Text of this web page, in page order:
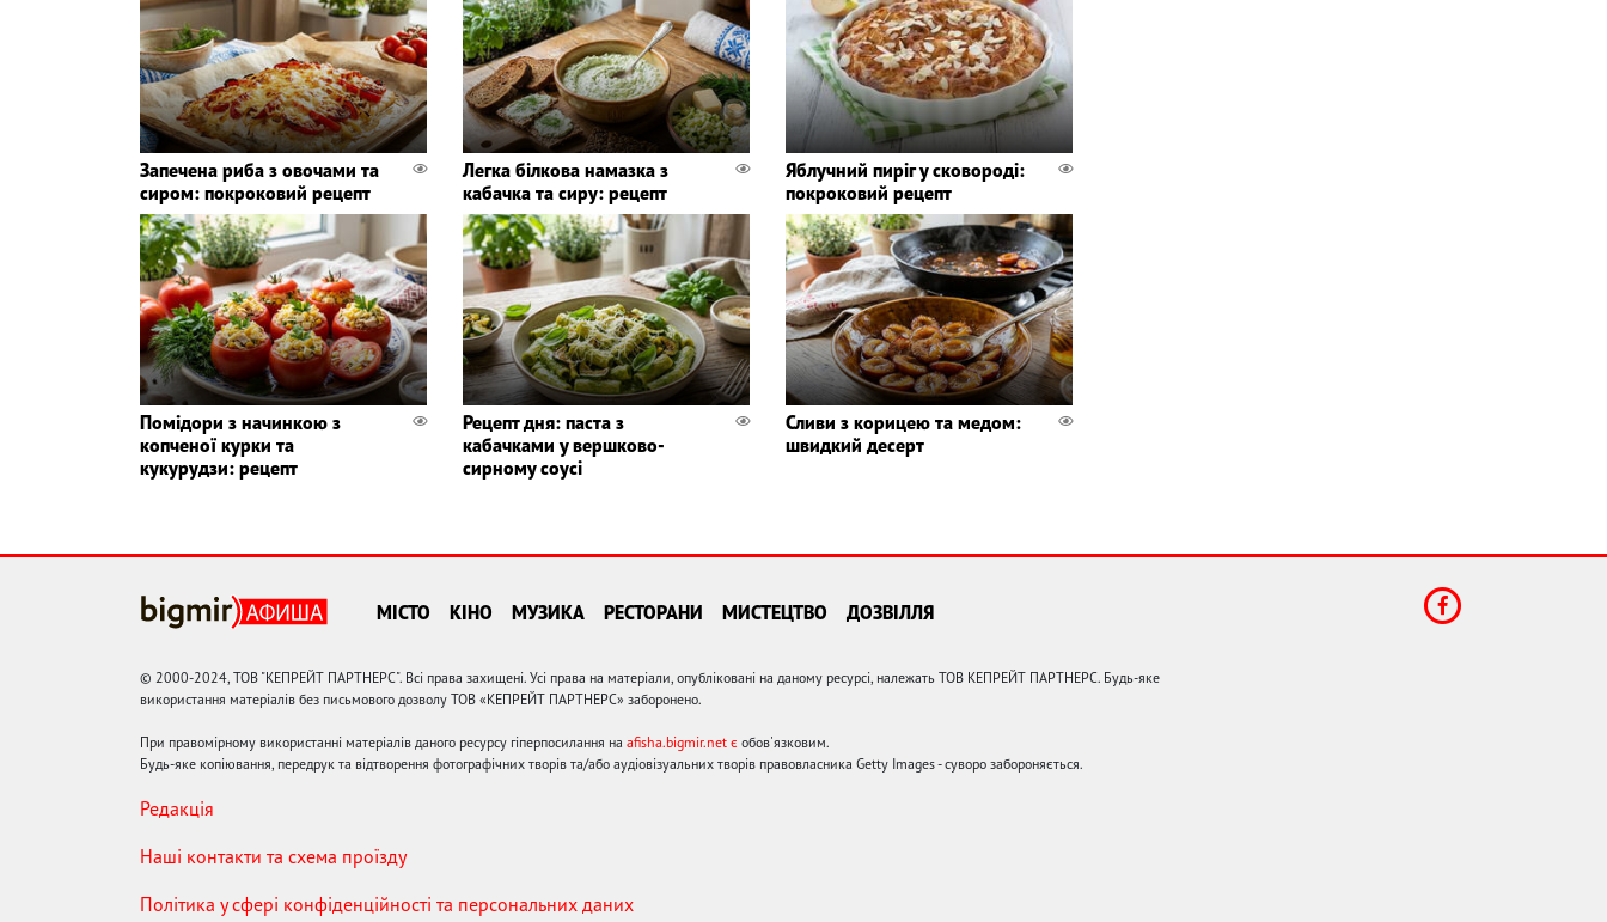
Запечена риба з овочами та
сиром: покроковий рецепт
Легка білкова намазка з
кабачка та сиру: рецепт
Яблучний пиріг у сковороді:
покроковий рецепт
Помідори з начинкою з
копченої курки та
кукурудзи: рецепт
Рецепт дня: паста з
кабачками у вершково-
сирному соусі
Сливи з корицею та медом:
швидкий десерт
МІСТО КІНО МУЗИКА РЕСТОРАНИ МИСТЕЦТВО ДОЗВІЛЛЯ
© 2000-2024, ТОВ "КЕПРЕЙТ ПАРТНЕРС". Всі права захищені. Усі права на матеріали, опубліковані на даному ресурсі, належать ТОВ КЕПРЕЙТ ПАРТНЕРС. Будь-яке
використання матеріалів без письмового дозволу ТОВ «КЕПРЕЙТ ПАРТНЕРС» заборонено.
При правомірному використанні матеріалів даного ресурсу гіперпосилання на afisha.bigmir.net є обов'язковим.
Будь-яке копіювання, передрук та відтворення фотографічних творів та/або аудіовізуальних творів правовласника Getty Images - суворо забороняється.
Редакція
Наші контакти та схема проїзду
Політика у сфері конфіденційності та персональних даних